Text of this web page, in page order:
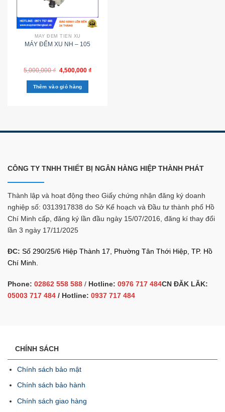
MÁY ĐẾM TIỀN XU
MÁY ĐẾM XU NH – 105
5,000,000₫ 4,500,000 ₫
Thêm vào giỏ hàng
CÔNG TY TNHH THIẾT BỊ NGÂN HÀNG HIỆP THÀNH PHÁT
Thành lập và hoạt động theo Giấy chứng nhận đăng ký doanh
nghiệp số: 0313917838 do Sở Kế hoạch và Đầu tư thành phố Hồ
Chí Minh cấp, đăng ký lần đầu ngày 15/07/2016, đăng kí thay đổi
lần 3 ngày 17/11/2025
ĐC: Số 290/25/6 Hiệp Thành 17, Phường Tân Thới Hiệp, TP. Hồ
Chí Minh.
Phone: 02862 558 588 / Hotline: 0976 717 484CN ĐĂK LĂK:
05003 717 484 / Hotline: 0937 717 484
CHÍNH SÁCH
Chính sách bảo mật
Chính sách bảo hành
Chính sách giao hàng